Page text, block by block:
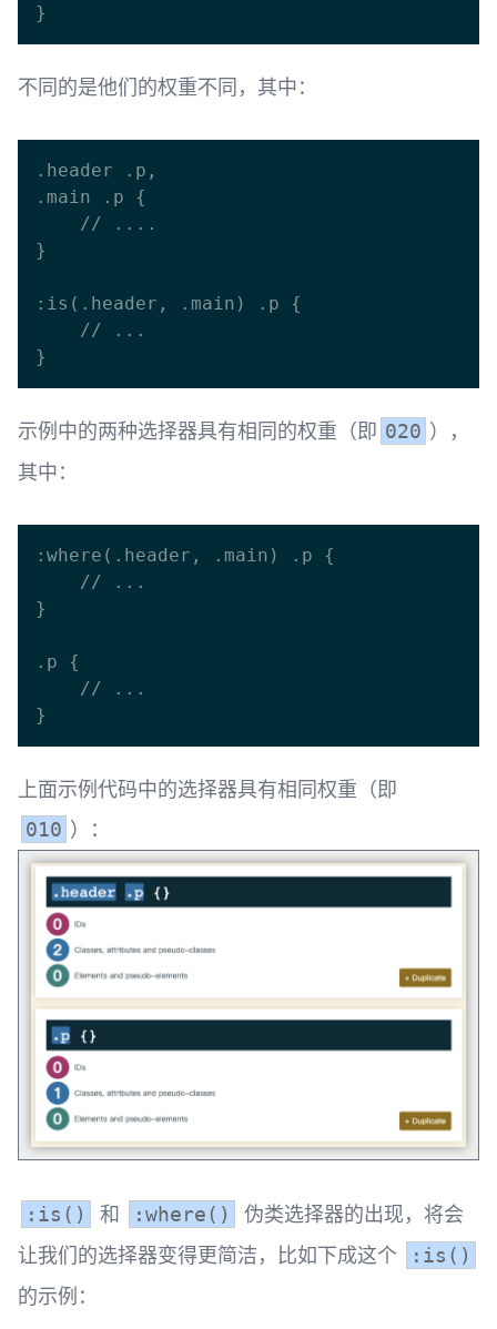
不同的是他们的权重不同，其中：
.header .p,
.main .p {
}
:is(.header, .main) .p {
示例中的两种选择器具有相同的权重（即 020 ），
其中：
:where(.header, .main) .p {
}
.p {
上面示例代码中的选择器具有相同权重（即
010 ）： ​
:is() 和 :where()
伪类选择器的出现，将会
让我们的选择器变得更简洁，比如下成这个
:is()
的示例：